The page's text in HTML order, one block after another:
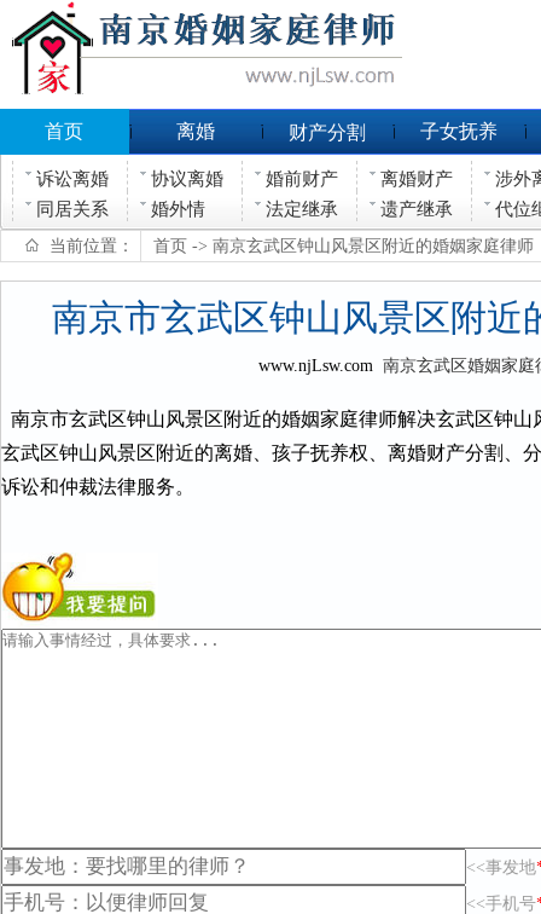
首页 离婚 财产分割 子女抚养
诉讼离婚 协议离婚 婚前财产 离婚财产
涉外
同居关系
婚外情 法定继承 遗产继承 代位
当前位置： 首页 -> 南京玄武区钟山风景区附近的婚姻家庭律师
南京市玄武区钟山风景区附近
www.njLsw.com南京玄武区婚姻家庭
南京市玄武区钟山风景区附近的婚姻家庭律师解决玄武区钟
玄武区钟山风景区附近的离婚、孩子抚养权、离婚财产分割、
诉讼和仲裁法律服务。
<<事发地
<<手机号